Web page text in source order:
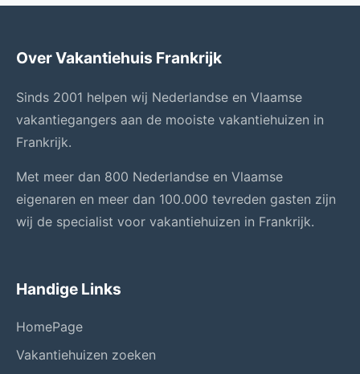
Over Vakantiehuis Frankrijk
Sinds 2001 helpen wij Nederlandse en Vlaamse
vakantiegangers aan de mooiste vakantiehuizen in
Frankrijk.
Met meer dan 800 Nederlandse en Vlaamse
eigenaren en meer dan 100.000 tevreden gasten zijn
wij de specialist voor vakantiehuizen in Frankrijk.
Handige Links
HomePage
Vakantiehuizen zoeken